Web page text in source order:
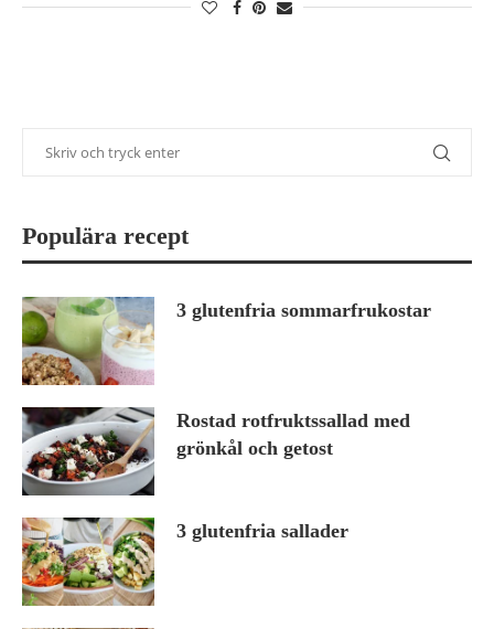
Populära recept
3 glutenfria sommarfrukostar
Rostad rotfruktssallad med
grönkål och getost
3 glutenfria sallader